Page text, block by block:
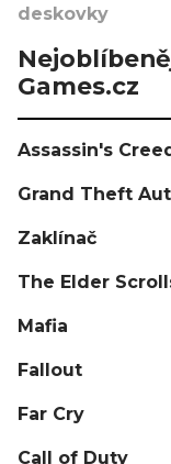
deskovky
Games.cz
Assassin's
Grand Theft
Zaklínač
The Elder
Mafia
Fallout
Far Cry
Call of Duty